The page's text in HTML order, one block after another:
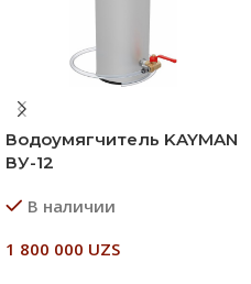
Водоумягчитель KAYMAN
ВУ-12
В наличии
1 800 000 UZS